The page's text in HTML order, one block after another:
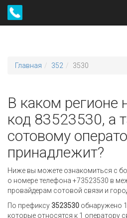
Главная 352 3530
В каком регионе
код 83523530, а
сотовому
принадлежит?
Ниже вы можете ознакомиться с
о номере телефона +73523530 в
провайдерам сотовой связи и
По префиксу 3523530 обнаружено
которые относятся к 1 оператору